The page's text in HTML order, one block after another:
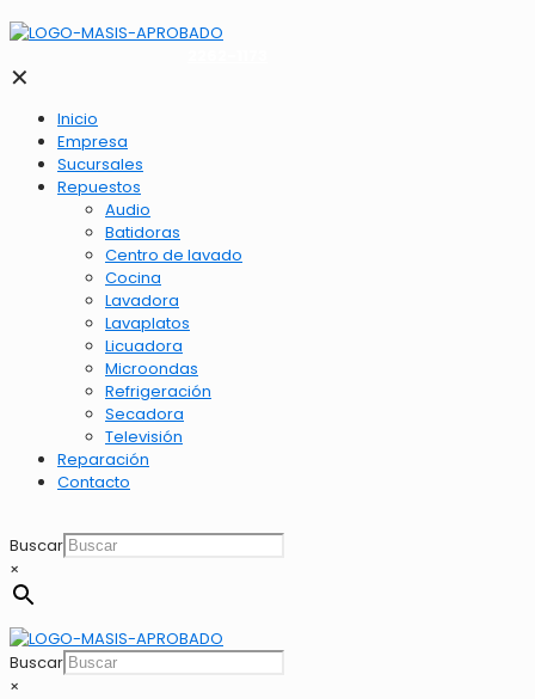
✕
Inicio
Empresa
Sucursales
Repuestos
Audio
Batidoras
Centro de lavado
Cocina
Lavadora
Lavaplatos
Licuadora
Microondas
Refrigeración
Secadora
Televisión
Reparación
Contacto
Buscar
×
Buscar
×